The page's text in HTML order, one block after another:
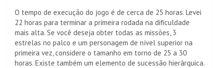
O tempo de execução do jogo é de cerca de 25 horas. Levei
22 horas para terminar a primeira rodada na dificuldade
mais alta. Se você deseja obter todas as missões, 3
estrelas no palco e um personagem de nível superior na
primeira vez, considere o tamanho em torno de 25 a 30
horas. Existe também um elemento de sucessão hierárquica.